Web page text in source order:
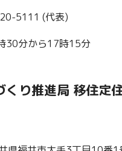
5111 (代表)
30分から17時15分
くり推進局 移住定